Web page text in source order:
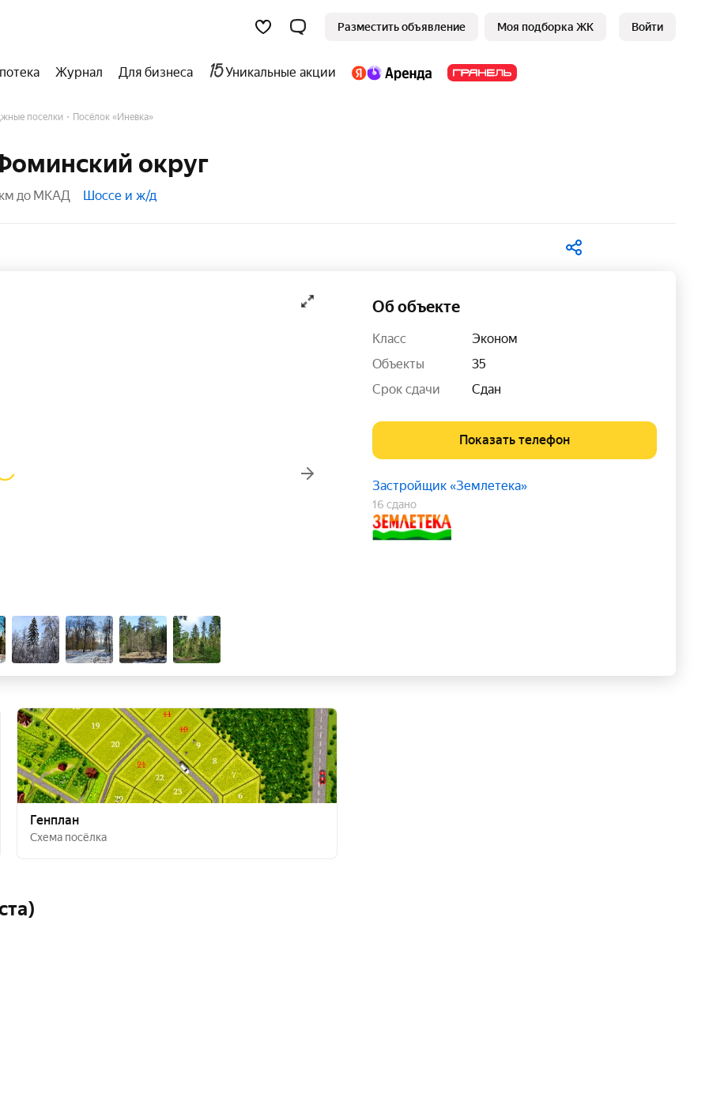
Разместить объявление Моя подборка ЖК Войти
Журнал Для бизнеса Уникальные акции
поселки Посёлок «Иневка»
округ
до МКАД Шоссе и ж/д
Об объекте
Класс
Эконом
Объекты
35
Срок сдачи
Сдан
Показать телефон
Застройщик «Землетека»
16 сдано
Генплан
Схема посёлка